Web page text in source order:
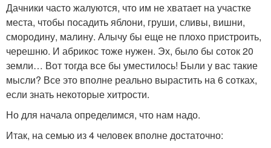
Дачники часто жалуются, что им не хватает на участке
места, чтобы посадить яблони, груши, сливы, вишни,
смородину, малину. Алычу бы еще не плохо пристроить,
черешню. И абрикос тоже нужен. Эх, было бы соток 20
земли… Вот тогда все бы уместилось! Были у вас такие
мысли? Все это вполне реально вырастить на 6 сотках,
если знать некоторые хитрости.
Но для начала определимся, что нам надо.
Итак, на семью из 4 человек вполне достаточно: